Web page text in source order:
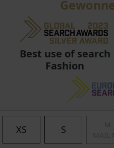
XS S
Best use of search
Fashion
Best use